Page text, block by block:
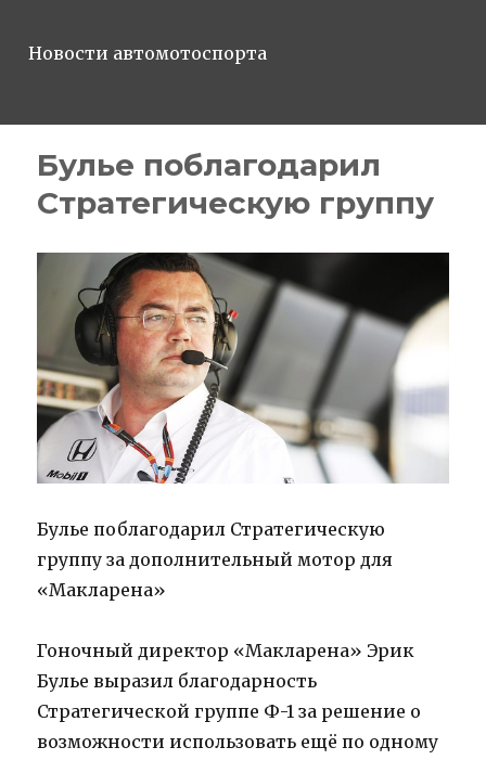
Новости автомотоспорта
Булье поблагодарил
Стратегическую группу
Булье поблагодарил Стратегическую
группу за дополнительный мотор для
«Макларена»
Гоночный директор «Макларена» Эрик
Булье выразил благодарность
Стратегической группе Ф-1 за решение о
возможности использовать ещё по одному